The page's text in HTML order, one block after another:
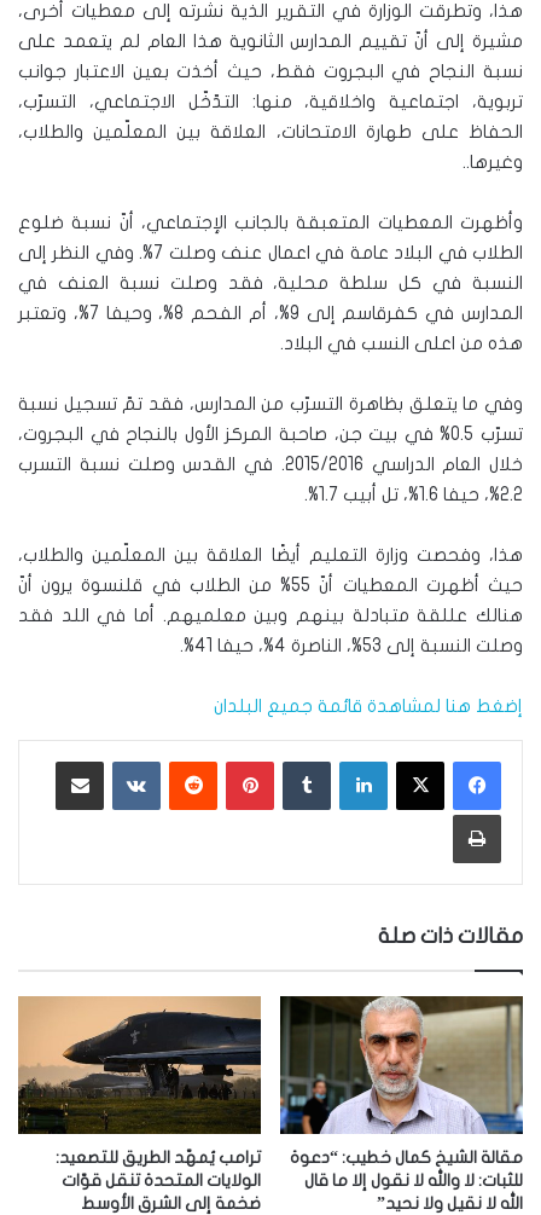
هذا، وتطرقت الوزارة في التقرير الذية نشرته إلى معطيات أخرى،
مشيرة إلى أنّ تقييم المدارس الثانوية هذا العام لم يتعمد على
نسبة النجاح في البجروت فقط، حيث أخذت بعين الاعتبار جوانب
تربوية، اجتماعية واخلاقية، منها: التدّخّل الاجتماعي، التسرّب،
الحفاظ على طهارة الامتحانات، العلاقة بين المعلّمين والطلاب،
وغيرها..
وأظهرت المعطيات المتعبقة بالجانب الإجتماعي، أنّ نسبة ضلوع
الطلاب في البلاد عامة في اعمال عنف وصلت 7%. وفي النظر إلى
النسبة في كل سلطة محلية، فقد وصلت نسبة العنف في
المدارس في كفرقاسم إلى 9%، أم الفحم 8%، وحيفا 7%، وتعتبر
هذه من اعلى النسب في البلاد.
وفي ما يتعلق بظاهرة التسرّب من المدارس، فقد تمّ تسجيل نسبة
تسرّب 0.5% في بيت جن، صاحبة المركز الأول بالنجاح في البجروت،
خلال العام الدراسي 2015/2016. في القدس وصلت نسبة التسرب
2.2%، حيفا 1.6%، تل أبيب 1.7%.
هذا، وفحصت وزارة التعليم أيضًا العلاقة بين المعلّمين والطلاب،
حيث أظهرت المعطيات أنّ 55% من الطلاب في قلنسوة يرون أنّ
هنالك عللقة متبادلة بينهم وبين معلميهم. أما في اللد فقد
وصلت النسبة إلى 53%، الناصرة 4%، حيفا 41%.
إضغط هنا لمشاهدة قائمة جميع البلدان
لينكدإن بينتيريست ‏VKontakte
طباعة
مقالات ذات صلة
مقالة الشيخ كمال خطيب: “دعوة
للثبات: لا والله لا نقول إلا ما قال
الله لا نقيل ولا نحيد”
ترامب يُمهّد الطريق للتصعيد:
الولايات المتحدة تنقل قوّات
ضخمة إلى الشرق الأوسط